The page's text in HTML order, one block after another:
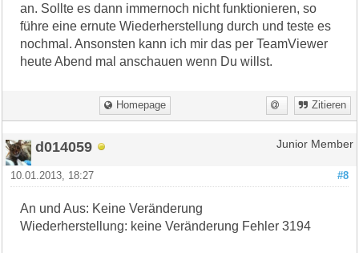
an. Sollte es dann immernoch nicht funktionieren, so
führe eine ernute Wiederherstellung durch und teste es
nochmal. Ansonsten kann ich mir das per TeamViewer
heute Abend mal anschauen wenn Du willst.
Homepage Zitieren
d014059 Junior Member
#8
10.01.2013, 18:27
An und Aus: Keine Veränderung
Wiederherstellung: keine Veränderung Fehler 3194